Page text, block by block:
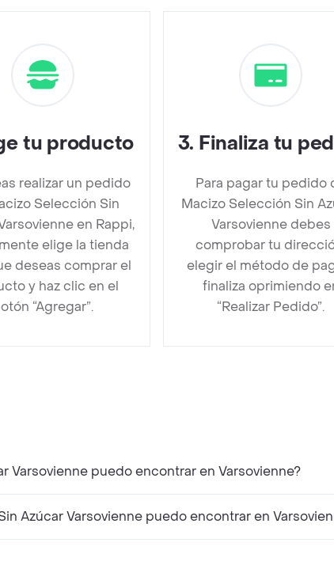
tu producto
realizar un pedido
Selección Sin
en Rappi,
elige la tienda
deseas comprar el
y haz clic en el
“Agregar”.
3. Finaliza tu
Para pagar tu pedido
Macizo Selección Sin
Varsovienne debes
comprobar tu
elegir el método de
finaliza oprimiendo
“Realizar Pedido”.
Varsovienne puedo encontrar en Varsovienne?
Azúcar Varsovienne puedo encontrar en